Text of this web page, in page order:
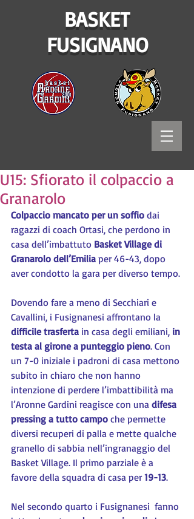
BASKET
FUSIGNANO
U15: Sfiorato il colpaccio a
Granarolo
Colpaccio mancato per un soffio dai
ragazzi di coach Ortasi, che perdono in
casa dell’imbattuto Basket Village di
Granarolo dell’Emilia per 46-43, dopo
aver condotto la gara per diverso tempo.
Dovendo fare a meno di Secchiari e
Cavallini, i Fusignanesi affrontano la
difficile trasferta in casa degli emiliani, in
testa al girone a punteggio pieno. Con
un 7-0 iniziale i padroni di casa mettono
subito in chiaro che non hanno
intenzione di perdere l’imbattibilità ma
l’Aronne Gardini reagisce con una difesa
pressing a tutto campo che permette
diversi recuperi di palla e mette qualche
granello di sabbia nell’ingranaggio del
Basket Village. Il primo parziale è a
favore della squadra di casa per 19-13.
Nel secondo quarto i Fusignanesi  fanno